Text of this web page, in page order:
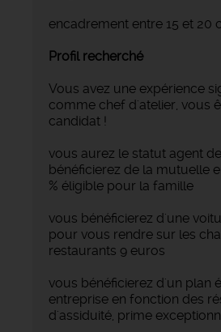
encadrement entre 15 et 20
Profil recherché
Vous avez une expérience
comme chef d'atelier, vous
candidat !
vous aurez le statut agent
bénéficierez de la mutuelle
% éligible pour la famille
vous bénéficierez d'une
pour vous rendre sur les
restaurants 9 euros
vous bénéficierez d'un plan
entreprise en fonction des
d'assiduité, prime